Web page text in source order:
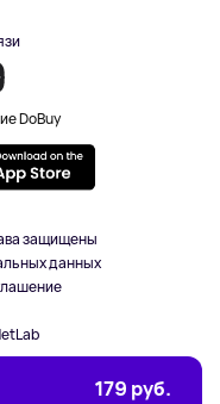
179 руб.
DoBuy
защищены
данных